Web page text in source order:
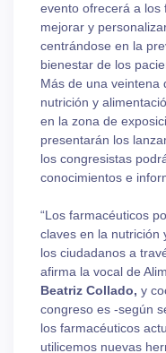
evento ofrecerá a los
mejorar y
centrándose en la
bienestar de los
Más de una veintena
nutrición y
en la zona de
presentarán los
los congresistas
conocimientos e
“Los farmacéuticos
claves en la nutrición
los ciudadanos a
afirma la vocal de
Beatriz Collado, y
congreso es -según
los farmacéuticos
utilicemos nuevas